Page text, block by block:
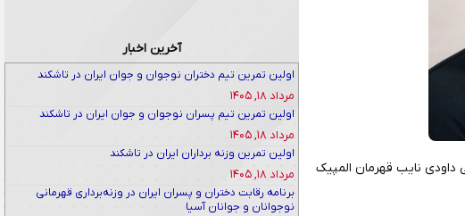
داودی نایب قهرمان المپیک
آخرین اخبار
اولین تمرین تیم دختران نوجوان و جوان ایران در تاشکند
مرداد ۱۸, ۱۴۰۵
اولین تمرین تیم پسران نوجوان و جوان ایران در تاشکند
مرداد ۱۸, ۱۴۰۵
اولین تمرین وزنه برداران ایران در تاشکند
مرداد ۱۸, ۱۴۰۵
برنامه رقابت دختران و پسران ایران در وزنه‌برداری قهرمانی
نوجوانان و جوانان آسیا